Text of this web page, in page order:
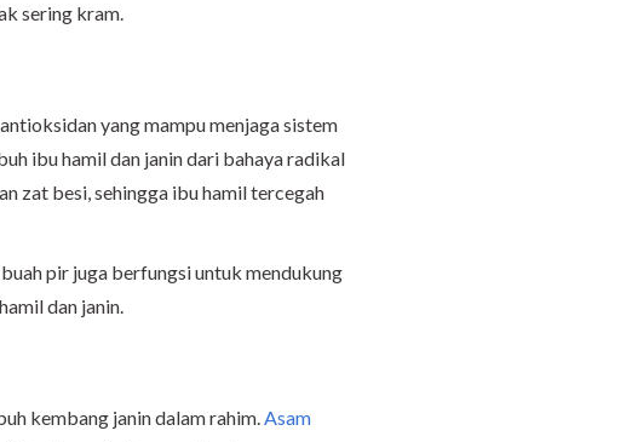
sering kram.
yang mampu menjaga sistem
ibu hamil dan janin dari bahaya radikal
zat besi, sehingga ibu hamil tercegah
pir juga berfungsi untuk mendukung
dan janin.
kembang janin dalam rahim.Asam